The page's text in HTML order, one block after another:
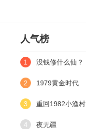
人气榜
1 没钱修什么仙？
2 1979黄金时代
3 重回1982小渔村
4 夜无疆